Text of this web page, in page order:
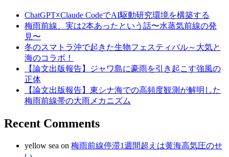
ChatGPT☓Claude CodeでAI駆動研究環境を構築する
梅雨前線、実は2本あったという話〜水蒸気前線の発
見〜
冬のスマトラ沖で起きた生物フェスティバル～大気と
海のコラボ！
【論文出版報告】ジャワ島に豪雨を引き起こす強風の
正体
【論文出版報告】東シナ海での高頻度観測が解明した
梅雨前線帯の大雨メカニズム
Recent Comments
yellow sea on 梅雨前線停滞1週間超えは黄海高気圧のせ